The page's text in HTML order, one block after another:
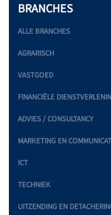
BRANCHES
ALLE BRANCHES
AGRARISCH
VASTGOED
FINANCIËLE
ADVIES / CONSULTANCY
MARKETING EN
ICT
TECHNIEK
UITZENDING EN